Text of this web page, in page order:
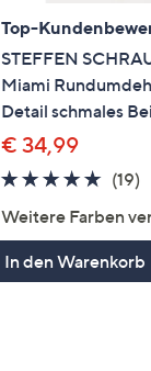
Top-
STEFFEN
Miami
Detail schmales
€ 34,99
4.6
5
(19)
Weitere Farben
In den Warenkorb